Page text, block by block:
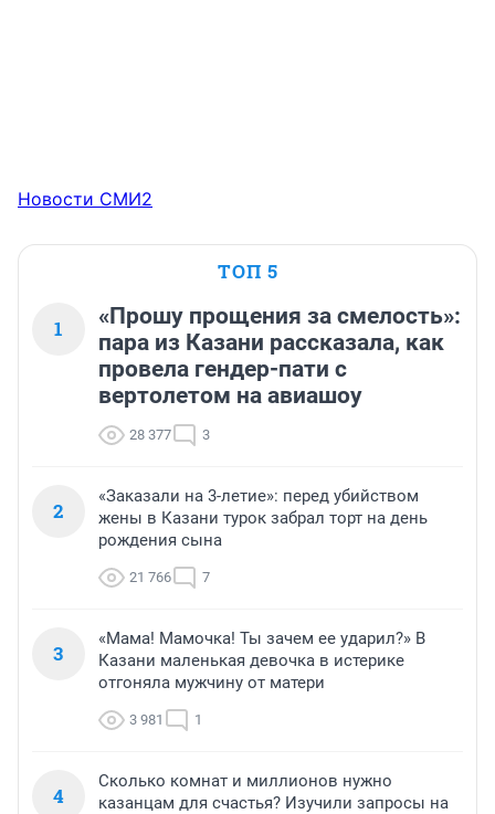
Новости СМИ2
ТОП 5
1
«Прошу прощения за смелость»:
пара из Казани рассказала, как
провела гендер-пати с
вертолетом на авиашоу
28 377 3
2
«Заказали на 3-летие»: перед убийством
жены в Казани турок забрал торт на день
рождения сына
21 766 7
3
«Мама! Мамочка! Ты зачем ее ударил?» В
Казани маленькая девочка в истерике
отгоняла мужчину от матери
3 981 1
4
Сколько комнат и миллионов нужно
казанцам для счастья? Изучили запросы на